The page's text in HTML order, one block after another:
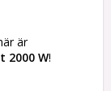
Om du letar efter marknadens nya trender, här är
2000 W!